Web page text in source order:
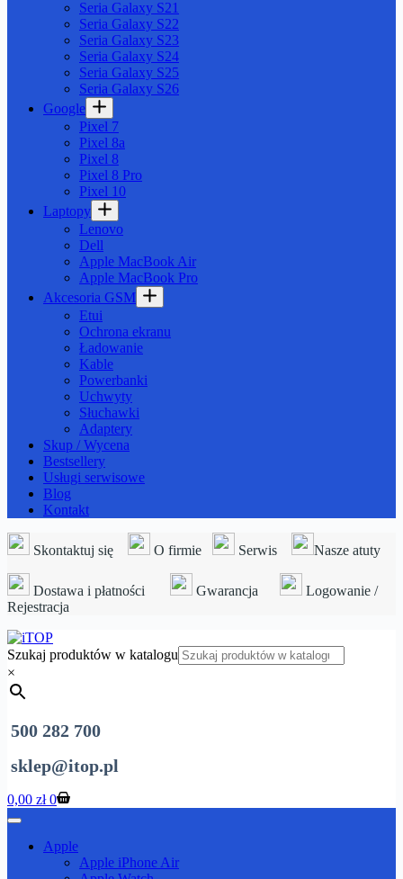
Seria Galaxy S21
Seria Galaxy S22
Seria Galaxy S23
Seria Galaxy S24
Seria Galaxy S25
Seria Galaxy S26
Google
Pixel 7
Pixel 8a
Pixel 8
Pixel 8 Pro
Pixel 10
Laptopy
Lenovo
Dell
Apple MacBook Air
Apple MacBook Pro
Akcesoria GSM
Etui
Ochrona ekranu
Ładowanie
Kable
Powerbanki
Uchwyty
Słuchawki
Adaptery
Skup / Wycena
Bestsellery
Usługi serwisowe
Blog
Kontakt
Skontaktuj się O firmie Serwis Nasze atuty
Dostawa i płatności Gwarancja
Logowanie /
Rejestracja
Szukaj produktów w katalogu
×
500 282 700
sklep@itop.pl
Koszyk
0,00 zł 0
Apple
Apple iPhone Air